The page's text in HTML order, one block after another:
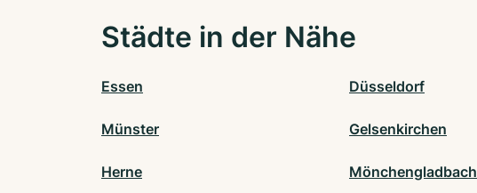
Städte in der Nähe
Essen Düsseldorf
Münster Gelsenkirchen
Herne Mönchengladbach